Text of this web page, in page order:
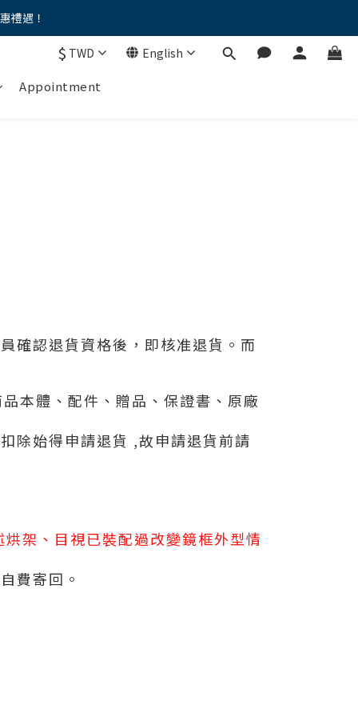
。
禮遇！
$ TWD English
Appointment
確認退貨資格後，即核准退貨。而
本體、配件、贈品、保證書、原廠
除始得申請退貨 ,故申請退貨前請
架、目視已裝配過改變鏡框外型情
費寄回。